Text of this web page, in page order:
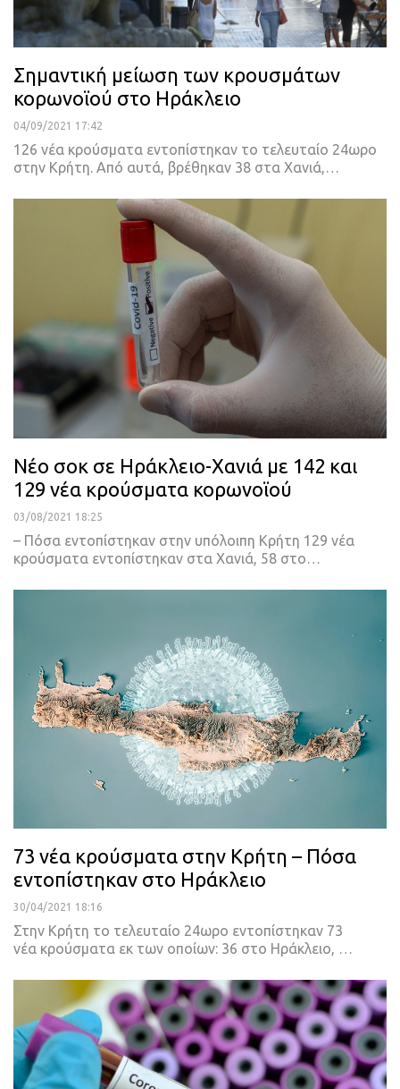
Σημαντική μείωση των κρουσμάτων
κορωνοϊού στο Ηράκλειο
04/09/2021 17:42
126 νέα κρούσματα εντοπίστηκαν το τελευταίο 24ωρο
στην Κρήτη. Από αυτά, βρέθηκαν 38 στα Χανιά,…
Νέο σοκ σε Ηράκλειο-Χανιά με 142 και
129 νέα κρούσματα κορωνοϊού
03/08/2021 18:25
– Πόσα εντοπίστηκαν στην υπόλοιπη Κρήτη 129 νέα
κρούσματα εντοπίστηκαν στα Χανιά, 58 στο
73 νέα κρούσματα στην Κρήτη – Πόσα
εντοπίστηκαν στο Ηράκλειο
30/04/2021 18:16
Στην Κρήτη το τελευταίο 24ωρο εντοπίστηκαν 73
νέα κρούσματα εκ των οποίων: 36 στο Ηράκλειο, …